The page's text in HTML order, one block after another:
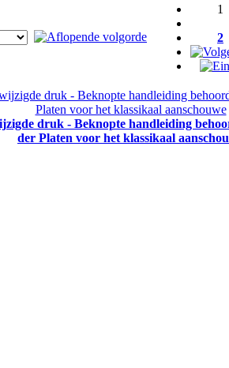
1
2
druk - Beknopte handleiding
der Platen voor het klassikaal